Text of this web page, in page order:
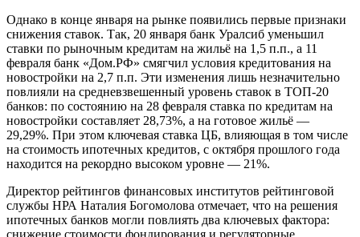
Однако в конце января на рынке появились первые признаки
снижения ставок. Так, 20 января банк Уралсиб уменьшил
ставки по рыночным кредитам на жильё на 1,5 п.п., а 11
февраля банк «Дом.РФ» смягчил условия кредитования на
новостройки на 2,7 п.п. Эти изменения лишь незначительно
повлияли на средневзвешенный уровень ставок в ТОП-20
банков: по состоянию на 28 февраля ставка по кредитам на
новостройки составляет 28,73%, а на готовое жильё —
29,29%. При этом ключевая ставка ЦБ, влияющая в том числе
на стоимость ипотечных кредитов, с октября прошлого года
находится на рекордно высоком уровне — 21%.
Директор рейтингов финансовых институтов рейтинговой
службы НРА Наталия Богомолова отмечает, что на решения
ипотечных банков могли повлиять два ключевых фактора:
снижение стоимости фондирования и регуляторные